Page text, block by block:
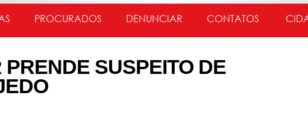
PROCURADOS DENUNCIAR CONTATOS
SUSPEITO DE